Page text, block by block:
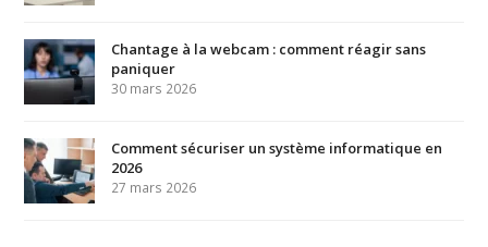
Chantage à la webcam : comment réagir sans
paniquer
30 mars 2026
Comment sécuriser un système informatique en
2026
27 mars 2026